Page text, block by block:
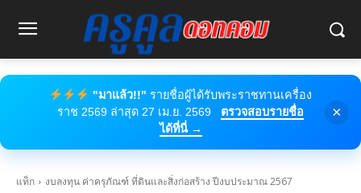
"มาแล้ว!!" รายชื่อผู้ได้รับพระราชทานเครื่อง
ราช 2569 ล่าสุด 27 เม.ย. 2569
ตรวจสอบรายชื่อ
ได้ที่นี่ →
×
แท็ก งบลงทุน ค่าครุภัณฑ์ ที่ดินและสิ่งก่อสร้าง ปีงบประมาณ 2567